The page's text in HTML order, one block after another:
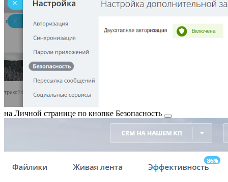
на Личной странице по кнопке Безопасность